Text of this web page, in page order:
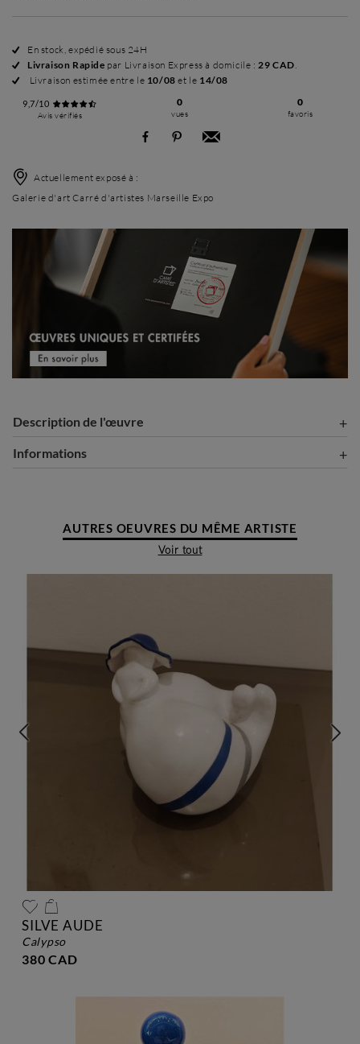
En stock, expédié sous 24H
Livraison Rapide par Livraison Express à domicile :29 CAD.
Livraison estimée entre le 10/08 et le 14/08
9,7/10
Avis vérifiés
0
vues
0
favoris
Actuellement exposé à :
Galerie d'art Carré d'artistes Marseille Expo
Description de l'œuvre
Informations
AUTRES OEUVRES DU MÊME ARTISTE
Voir tout
SILVE AUDE
calypso
380 CAD